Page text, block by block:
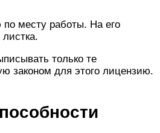
месту работы. На его
только те
законом для этого лицензию.